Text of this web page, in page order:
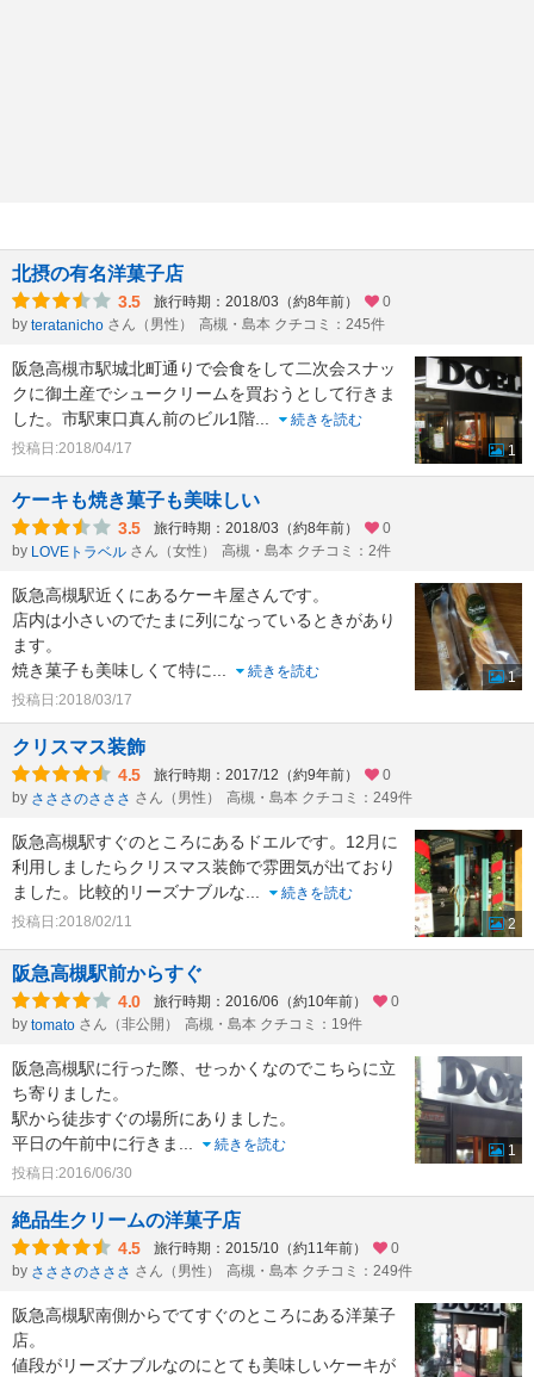
北摂の有名洋菓子店
3.5 旅行時期：2018/03（約8年前）
0
by teratanicho さん（男性） 高槻・島本 クチコミ：245件
阪急高槻市駅城北町通りで会食をして二次会スナッ
クに御土産でシュークリームを買おうとして行きま
した。市駅東口真ん前のビル1階...
続きを読む
投稿日:2018/04/17
1
ケーキも焼き菓子も美味しい
3.5 旅行時期：2018/03（約8年前）
0
by LOVEトラベル さん（女性） 高槻・島本 クチコミ：2件
阪急高槻駅近くにあるケーキ屋さんです。
店内は小さいのでたまに列になっているときがあり
ます。
焼き菓子も美味しくて特に...
続きを読む
投稿日:2018/03/17
1
クリスマス装飾
4.5 旅行時期：2017/12（約9年前）
0
by さささのさささ さん（男性） 高槻・島本 クチコミ：249件
阪急高槻駅すぐのところにあるドエルです。12月に
利用しましたらクリスマス装飾で雰囲気が出ており
ました。比較的リーズナブルな...
続きを読む
投稿日:2018/02/11
2
阪急高槻駅前からすぐ
4.0 旅行時期：2016/06（約10年前）
0
by tomato さん（非公開） 高槻・島本 クチコミ：19件
阪急高槻駅に行った際、せっかくなのでこちらに立
ち寄りました。
駅から徒歩すぐの場所にありました。
平日の午前中に行きま ...
続きを読む
投稿日:2016/06/30
1
絶品生クリームの洋菓子店
4.5 旅行時期：2015/10（約11年前）
0
by さささのさささ さん（男性） 高槻・島本 クチコミ：249件
阪急高槻駅南側からでてすぐのところにある洋菓子
店。
値段がリーズナブルなのにとても美味しいケーキが